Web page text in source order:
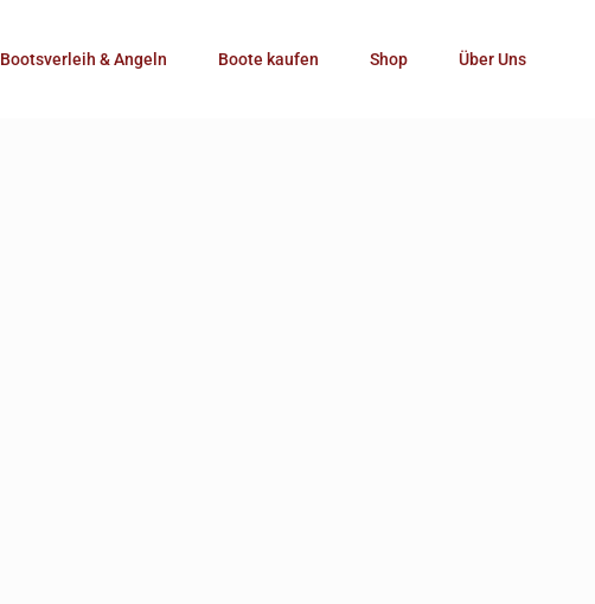
Bootsverleih & Angeln Boote kaufen Shop Über Uns